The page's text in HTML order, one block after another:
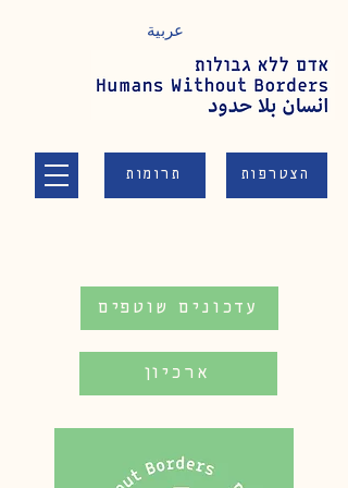
תרומות הצטרפות
عربية
עדכונים שוטפים
ארכיון